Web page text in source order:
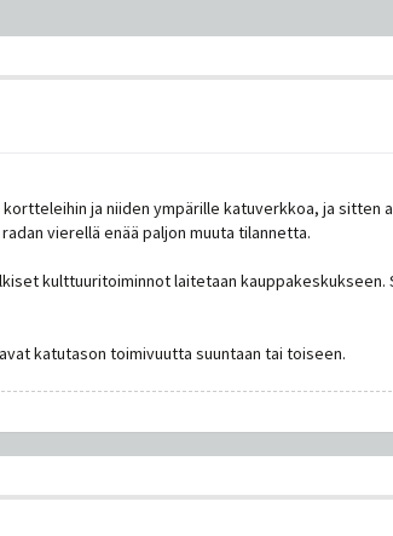
ja niiden ympärille katuverkkoa, ja sitten
vierellä enää paljon muuta tilannetta.
kulttuuritoiminnot laitetaan
katutason toimivuutta suuntaan tai toiseen.